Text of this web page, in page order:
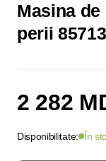
Masina
perii
2 282
Disponibilitate: În